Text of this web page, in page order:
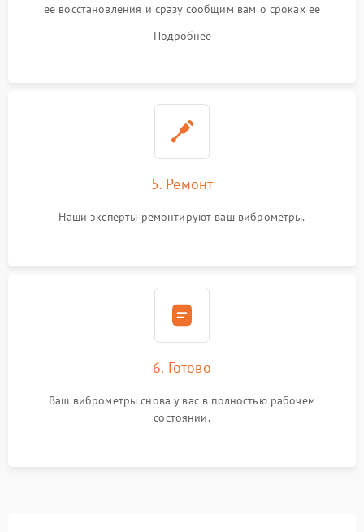
ее восстановления и сразу сообщим вам о сроках ее
Подробнее
5. Ремонт
Наши эксперты ремонтируют ваш виброметры.
6. Готово
Ваш виброметры снова у вас в полностью рабочем
состоянии.